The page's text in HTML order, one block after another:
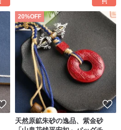
20%OFF
天然原鉱朱砂の逸品、紫金砂